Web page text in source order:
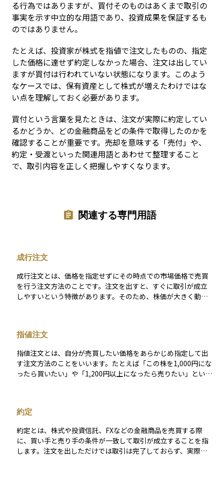
る行為ではありますが、買付そのものはあくまで取引の
事実を示す中立的な用語であり、投資成果を保証するも
のではありません。
たとえば、投資家が株式を指値で注文したものの、指定
した価格に達せず約定しなかった場合、注文は出してい
ますが買付は行われていない状態になります。このよう
なケースでは、保有資産として株式が増えたわけではな
い点を理解しておく必要があります。
買付という言葉を見たときは、注文が実際に約定してい
るかどうか、どの金融商品をどの条件で取得したのかを
確認することが重要です。売却を意味する「売付」や、
約定・受渡といった関連用語とあわせて整理すること
で、取引内容を正しく把握しやすくなります。
関連する専門用語
成行注文
成行注文とは、価格を指定せずにその時点での市場価格で売買
を行う注文方法のことです。注文を出すと、すぐに取引が成立
しやすいという特徴があります。そのため、株価が大きく動い
要です。スピード重視の取引には向いていますが、価格をコン
トロールしたいときには他の注文方法の方が適しています。
指値注文
指値注文とは、自分が売買したい価格をあらかじめ指定して出
す注文方法のことをいいます。たとえば「この株を1,000円にな
ったら買いたい」や「1,200円以上になったら売りたい」といっ
ります。投資家が損失を抑えたり、利益をしっかり確保したり
するために、計画的に使われる注文方法です。特に相場が急変
したときに冷静に売買するための手段として、初心者にも役立
つ仕組みです。
約定
約定とは、株式や投資信託、FXなどの金融商品を売買する際
に、買い手と売り手の条件が一致して取引が成立することを指
します。注文を出しただけでは取引は完了しておらず、実際に